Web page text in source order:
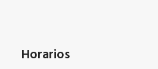
Horarios